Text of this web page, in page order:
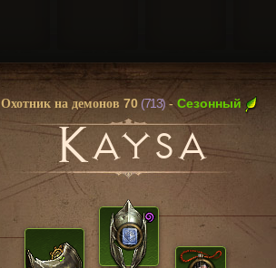
Охотник на демонов 70(713) - Cезонный
KAYSA